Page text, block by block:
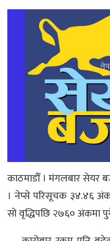
काठमाडौँ । मंगलबार
। नेप्से परिसूचक ३४.४६
सो वृद्धिपछि २७६० अंकमा